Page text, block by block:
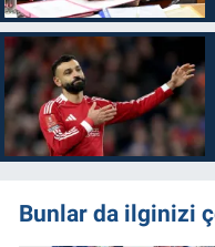
Bunlar da ilginizi